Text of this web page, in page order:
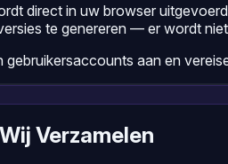
direct in uw browser
te genereren — er wordt
gebruikersaccounts aan en
Verzamelen